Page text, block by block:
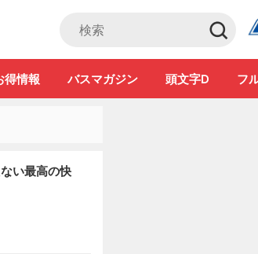
得情報 バスマガジン 頭文字D フ
い最高の快